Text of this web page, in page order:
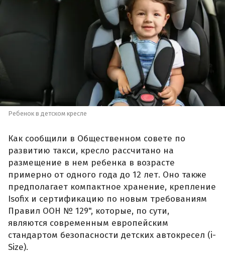
Ребенок в детском кресле
Как сообщили в Общественном совете по
развитию такси, кресло рассчитано на
размещение в нем ребенка в возрасте
примерно от одного года до 12 лет. Оно также
предполагает компактное хранение, крепление
Isofix и сертификацию по новым требованиям
Правил ООН № 129", которые, по сути,
являются современным европейским
стандартом безопасности детских автокресел (i-
Size).